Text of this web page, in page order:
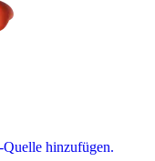
hinzufügen.